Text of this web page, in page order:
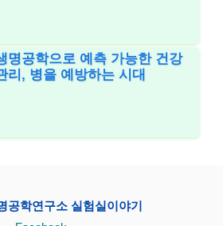
명공학으로 예측 가능한 건강
리, 병을 예방하는 시대
공학연구소 실험실이야기